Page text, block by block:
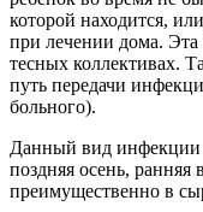
которой находится,
при лечении дома.
тесных коллективах.
путь передачи
больного).
Данный вид инфекции
поздняя осень, ранняя
преимущественно в